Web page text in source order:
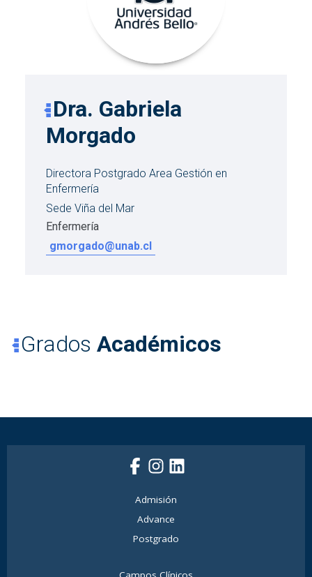
Dra. Gabriela
Morgado
Directora Postgrado Area Gestión en
Enfermería
Sede Viña del Mar
Enfermería
gmorgado@unab.cl
Grados Académicos